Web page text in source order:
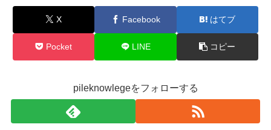
X Facebook はてブ
Pocket LINE コピー
pileknowlegeをフォローする